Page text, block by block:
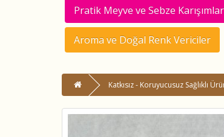
Pratik Meyve ve Sebze
Aroma ve Doğal Renk Vericiler
Katkısız - Koruyucusuz Sağlıklı